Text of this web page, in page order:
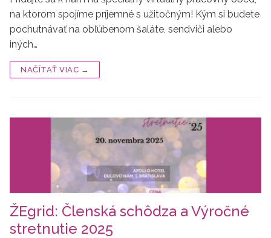
na ktorom spojíme príjemné s užitočným! Kým si budete
pochutnávať na obľúbenom šaláte, sendviči alebo
iných…
NAČÍTAŤ VIAC →
ŽEgrid: Členská schôdza a Výročné
stretnutie 2025